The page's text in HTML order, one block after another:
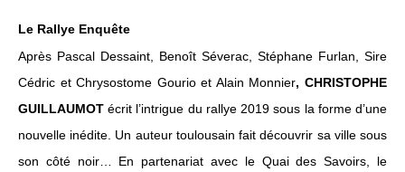
Le Rallye Enquête
Après Pascal Dessaint, Benoît Séverac, Stéphane Furlan, Sire
Cédric et Chrysostome Gourio et Alain Monnier, CHRISTOPHE
GUILLAUMOTécrit l’intrigue du rallye 2019 sous la forme d’une
nouvelle inédite. Un auteur toulousain fait découvrir sa ville sous
son côté noir… En partenariat avec le Quai des Savoirs, le